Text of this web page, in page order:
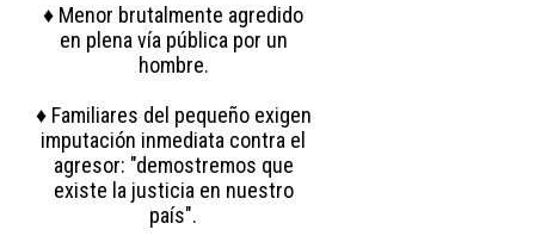
♦️ Menor brutalmente agredido
en plena vía pública por un
hombre.
♦️ Familiares del pequeño exigen
imputación inmediata contra el
agresor: "demostremos que
existe la justicia en nuestro
país".